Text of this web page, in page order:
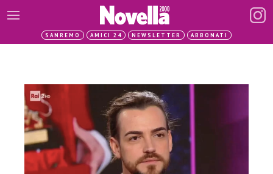
SANREMO AMICI 24 NEWSLETTER ABBONATI